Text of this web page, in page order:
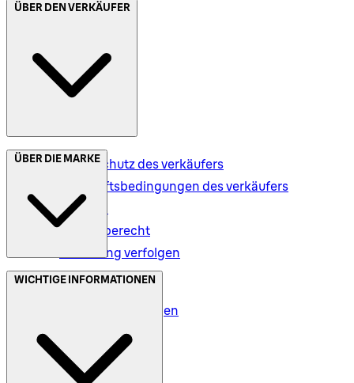
ÜBER DEN VERKÄUFER
Datenschutz des verkäufers
Geschäftsbedingungen des verkäufers
Versand
Rückgaberecht
Bestellung verfolgen
ÜBER DIE MARKE
Datenschutz (DE)
Geschäftsbedingungen
Meine Daten (AT)
WICHTIGE INFORMATIONEN